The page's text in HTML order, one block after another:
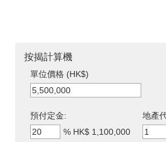
按揭計算機
單位價格 (HK$)
預付定金:
% HK$ 1,100,000
地產